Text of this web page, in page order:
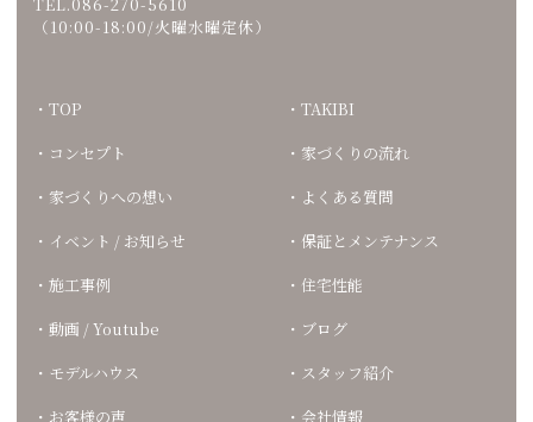
（10:00-18:00/火曜水曜定休）
TOP
コンセプト
家づくりへの想い
イベント / お知らせ
施工事例
動画 / Youtube
モデルハウス
お客様の声
TAKIBI
家づくりの流れ
よくある質問
保証とメンテナンス
住宅性能
ブログ
スタッフ紹介
会社情報